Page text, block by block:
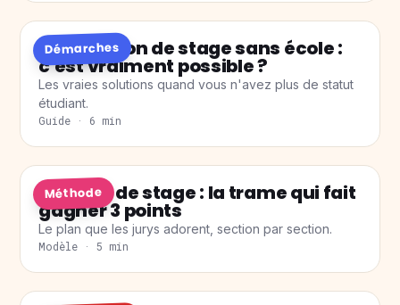
Démarches
Convention de stage sans école :
c'est vraiment possible ?
Les vraies solutions quand vous n'avez plus de statut
étudiant.
Guide · 6 min
Méthode
Rapport de stage : la trame qui fait
gagner 3 points
Le plan que les jurys adorent, section par section.
Modèle · 5 min